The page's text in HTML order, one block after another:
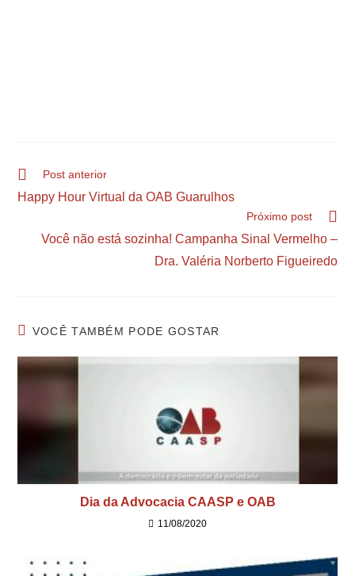
Post anterior
Happy Hour Virtual da OAB Guarulhos
Próximo post
Você não está sozinha! Campanha Sinal Vermelho –
Dra. Valéria Norberto Figueiredo
VOCÊ TAMBÉM PODE GOSTAR
Dia da Advocacia CAASP e OAB
11/08/2020